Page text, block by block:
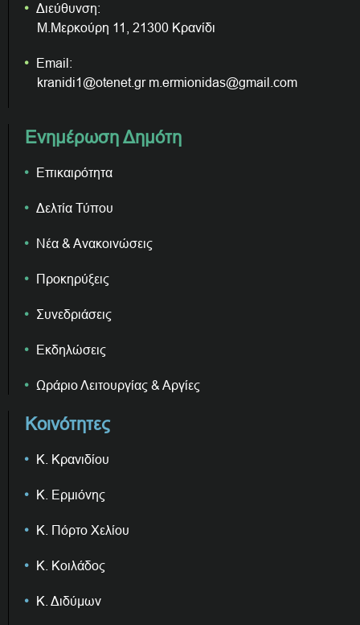
Διεύθυνση:
Μ.Μερκούρη 11, 21300 Κρανίδι
Email:
kranidi1@otenet.gr m.ermionidas@gmail.com
Ενημέρωση Δημότη
Επικαιρότητα
Δελτία Τύπου
Νέα & Ανακοινώσεις
Προκηρύξεις
Συνεδριάσεις
Εκδηλώσεις
Ωράριο Λειτουργίας & Αργίες
Κοινότητες
Κ. Κρανιδίου
Κ. Ερμιόνης
Κ. Πόρτο Χελίου
Κ. Κοιλάδος
Κ. Διδύμων